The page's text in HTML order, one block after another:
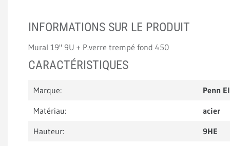
INFORMATIONS SUR LE PRODUIT
Mural 19" 9U + P.verre trempé fond 450
CARACTÉRISTIQUES
Marque:
Penn
Matériau:
acier
Hauteur:
9HE